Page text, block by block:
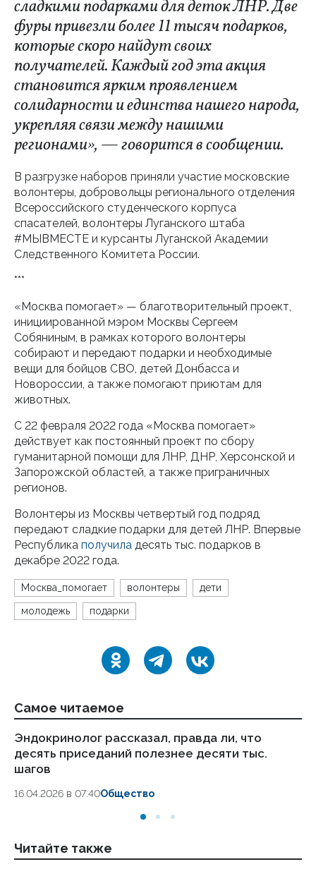
сладкими подарками для деток ЛНР. Две
фуры привезли более 11 тысяч подарков,
которые скоро найдут своих
получателей. Каждый год эта акция
становится ярким проявлением
солидарности и единства нашего народа,
укрепляя связи между нашими
регионами», — говорится в сообщении.
В разгрузке наборов приняли участие московские
волонтеры, добровольцы регионального отделения
Всероссийского студенческого корпуса
спасателей, волонтеры Луганского штаба
#МЫВМЕСТЕ и курсанты Луганской Академии
Следственного Комитета России.
***
«Москва помогает» — благотворительный проект,
инициированной мэром Москвы Сергеем
Собяниным, в рамках которого волонтеры
собирают и передают подарки и необходимые
вещи для бойцов СВО, детей Донбасса и
Новороссии, а также помогают приютам для
животных.
С 22 февраля 2022 года «Москва помогает»
действует как постоянный проект по сбору
гуманитарной помощи для ЛНР, ДНР, Херсонской и
Запорожской областей, а также приграничных
регионов.
Волонтеры из Москвы четвертый год подряд
передают сладкие подарки для детей ЛНР. Впервые
Республика получила десять тыс. подарков в
декабре 2022 года.
Москва_помогает волонтеры дети
молодежь подарки
Самое читаемое
Эндокринолог рассказал, правда ли, что
десять приседаний полезнее десяти тыс.
шагов
16.04.2026 в 07:40Общество
Читайте также